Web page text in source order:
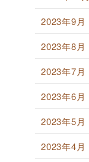
2023年9月
2023年8月
2023年7月
2023年6月
2023年5月
2023年4月